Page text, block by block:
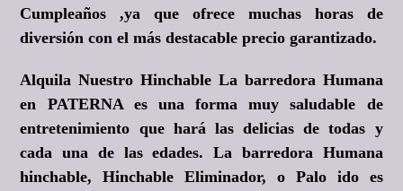
Cumpleaños ,ya que ofrece muchas horas de
diversión con el más destacable precio garantizado.
Alquila Nuestro Hinchable La barredora Humana
en PATERNA es una forma muy saludable de
entretenimiento que hará las delicias de todas y
cada una de las edades. La barredora Humana
hinchable, Hinchable Eliminador, o Palo ido es